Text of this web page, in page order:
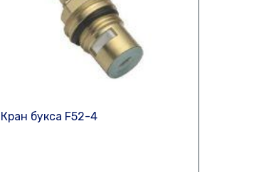
Кран букса F52-4